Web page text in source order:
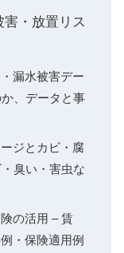
・放置リス
漏水被害デー
、データと事
ジとカビ・腐
臭い・害虫な
の活用 – 賃
・保険適用例